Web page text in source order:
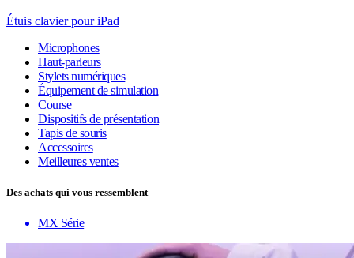
Étuis clavier pour iPad
Microphones
Haut-parleurs
Stylets numériques
Équipement de simulation
Course
Dispositifs de présentation
Tapis de souris
Accessoires
Meilleures ventes
Des achats qui vous ressemblent
MX Série